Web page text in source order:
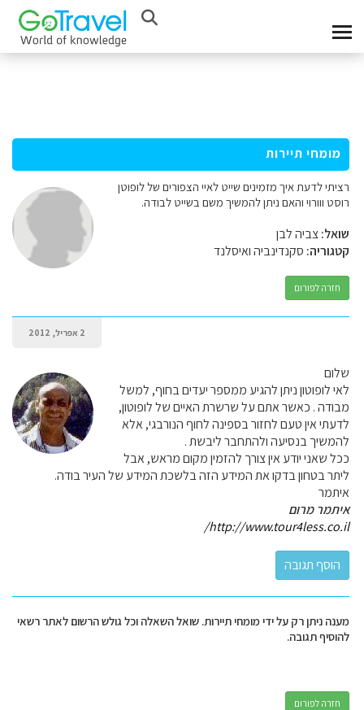
מומחי תיירות
רציתי לדעת איך מזמינים שייט לאיי הצפורים של לופוטן
רוסט ווורוי והאם ניתן להמשיך משם בשייט לבודה.
שואל:צביה לבן
קטגוריה: סקנדינביה ואיסלנד
חזרה לפורום
2 אפריל, 2012
שלום
לאי לופוטון ניתן להגיע ממספר יעדים בחוף, למשל
מבודה . כאשר אתם על שרשרת האיים של לופוטון,
לדעתי אין טעם לחזור בספינה לחוף הנורבגי, אלא
להמשיך בנסיעה ולהתחבר ליבשת .
ככל שאני יודע אין צורך להזמין מקום מראש, אבל
ליתר בטחון בדקו את המידע הזה בלשכת המידע של העיר בודה.
איתמר
איתמר מרום
http://www.tour4less.co.il/
מענה ניתן רק על ידי מומחי תיירות. שואל השאלה וכל גולש הרשום לאתר רשאי
להוסיף תגובה.
חזרה לפורום